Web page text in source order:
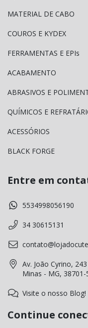
MATERIAL DE CABO
COUROS E KYDEX
FERRAMENTAS E EPIs
ACABAMENTO
ABRASIVOS E
QUÍMICOS E
ACESSÓRIOS
BLACK FORGE
Entre em
5534998056190
34 30615131
Av. João Cyrino,
Minas - MG, 38701-
Visite o nosso Blog!
Continue